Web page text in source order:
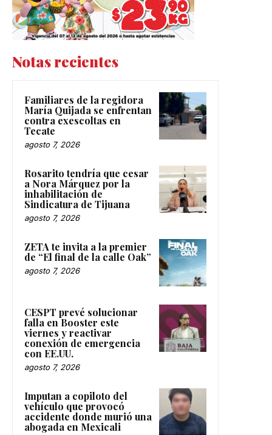
Notas recientes
Familiares de la regidora
María Quijada se enfrentan
contra exescoltas en
Tecate
agosto 7, 2026
Rosarito tendría que cesar
a Nora Márquez por la
inhabilitación de
Sindicatura de Tijuana
agosto 7, 2026
ZETA te invita a la premier
de “El final de la calle Oak”
agosto 7, 2026
CESPT prevé solucionar
falla en Booster este
viernes y reactivar
conexión de emergencia
con EE.UU.
agosto 7, 2026
Imputan a copiloto del
vehículo que provocó
accidente donde murió una
abogada en Mexicali